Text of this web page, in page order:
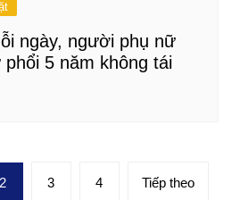
ngày, người phụ nữ
5 năm không tái
2 3 4 Tiếp theo